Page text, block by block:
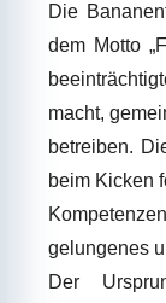
Die
dem Motto
macht,
betreiben.
beim Kicken
gelungenes
Der